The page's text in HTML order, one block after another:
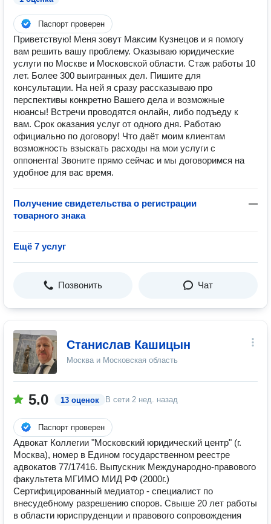
Паспорт проверен
Приветствую! Меня зовут Максим Кузнецов и я помогу
вам решить вашу проблему. Оказываю юридические
услуги по Москве и Московской области. Стаж работы 10
лет. Более 300 выигранных дел. Пишите для
консультации. На ней я сразу рассказываю про
перспективы конкретно Вашего дела и возможные
нюансы! Встречи проводятся онлайн, либо подъеду к
вам. Срок оказания услуг от одного дня. Работаю
официально по договору! Что даёт моим клиентам
возможность взыскать расходы на мои услуги с
оппонента! Звоните прямо сейчас и мы договоримся на
удобное для вас время.
Получение свидетельства о регистрации
товарного знака
—
Ещё 7 услуг
Позвонить Чат
Станислав Кашицын
Москва и Московская область
5.0 13 оценок В сети 2 нед. назад
Паспорт проверен
Адвокат Коллегии "Московский юридический центр" (г.
Москва), номер в Едином государственном реестре
адвокатов 77/17416. Выпускник Международно-правового
факультета МГИМО МИД РФ (2000г.)
Сертифицированный медиатор - специалист по
внесудебному разрешению споров. Свыше 20 лет работы
в области юриспруденции и правового сопровождения